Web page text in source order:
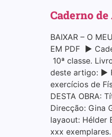
Caderno
BAIXAR – O
EM PDF ▶
10ª classe.
deste artigo: ▶
exercícios de
DESTA OBRA:
Direcção: Gina
layaout: Hélder
xxx